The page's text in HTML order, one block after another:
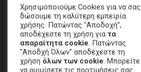
email:crime[at]e-keme[dot]gr
Newsletter
Email
Χρησιμοποιούμε Cookies για να σας
δώσουμε τη καλύτερη εμπειρία
χρήσης. Πατώντας "Αποδοχή”,
αποδέχεστε τη χρήση για τα
απαραίτητα cookie. Πατώντας
"Αποδχή Όλων" αποδέχεστε τη
χρήση όλων των cookie. Μπορείτε